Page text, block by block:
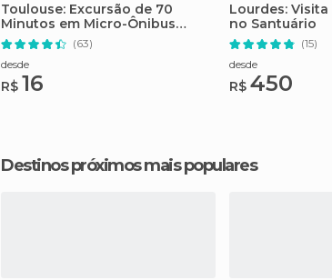
Toulouse: Excursão de 70
Minutos em Micro-Ônibus
Aberto
(63)
desde
R$ 16
Lourdes:
no Santuário
(15)
desde
R$ 450
Destinos próximos mais populares